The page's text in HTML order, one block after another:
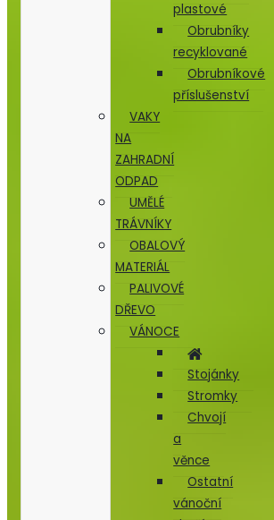
plastové
Obrubníky
recyklované
Obrubníkové
příslušenství
VAKY
NA
ZAHRADNÍ
ODPAD
UMĚLÉ
TRÁVNÍKY
OBALOVÝ
MATERIÁL
PALIVOVÉ
DŘEVO
VÁNOCE
Stojánky
Stromky
Chvojí
a
věnce
Ostatní
vánoční